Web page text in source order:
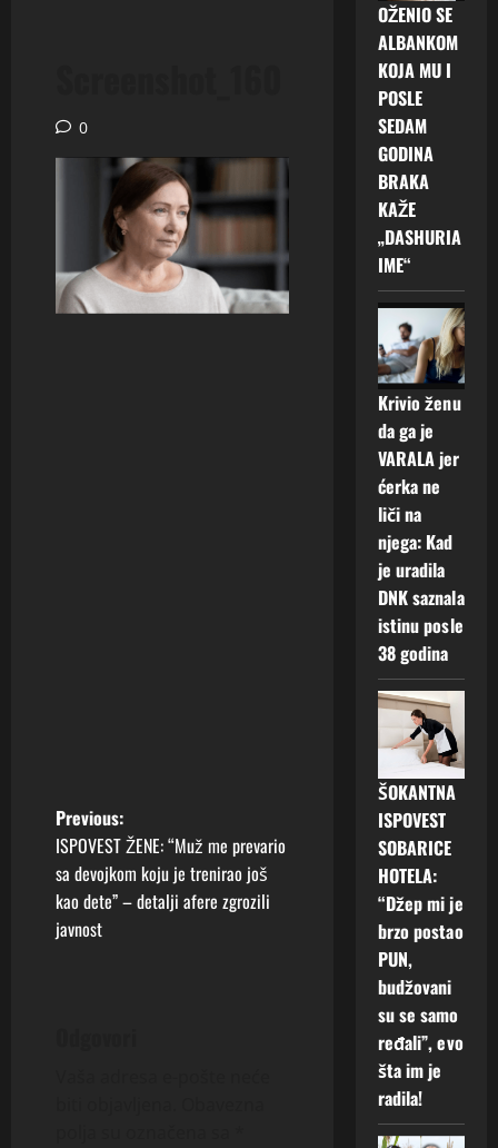
0
P
o
s
Previous:
ISPOVEST ŽENE: “Muž me prevario
sa devojkom koju je trenirao još
kao dete” – detalji afere zgrozili
javnost
OŽENIO SE
ALBANKOM
KOJA MU I
POSLE
SEDAM
GODINA
BRAKA
KAŽE
„DASHURIA
IME“
Krivio ženu
da ga je
VARALA jer
ćerka ne
liči na
njega: Kad
je uradila
DNK saznala
istinu posle
38 godina
ŠOKANTNA
ISPOVEST
SOBARICE
HOTELA:
“Džep mi je
brzo postao
PUN,
budžovani
su se samo
ređali”, evo
šta im je
radila!